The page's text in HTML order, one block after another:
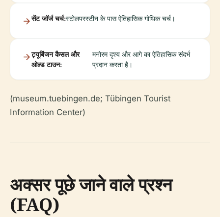
सेंट जॉर्ज चर्च:स्टोलपरस्टीन के पास ऐतिहासिक गोथिक चर्च।
ट्यूबिंजन कैसल और
ओल्ड टाउन:
मनोरम दृश्य और आगे का ऐतिहासिक संदर्भ
प्रदान करता है।
(museum.tuebingen.de; Tübingen Tourist
Information Center)
अक्सर पूछे जाने वाले प्रश्न
(FAQ)